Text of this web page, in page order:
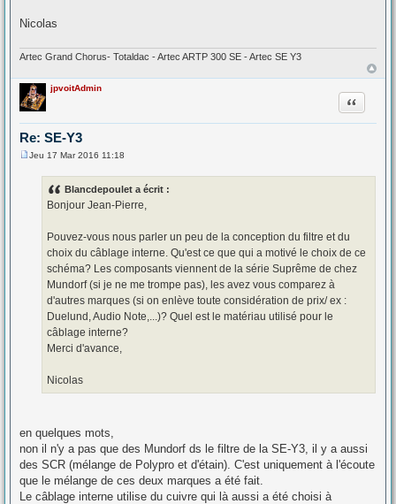
Nicolas
Artec Grand Chorus- Totaldac - Artec ARTP 300 SE - Artec SE Y3
jpvoitAdmin
Re: SE-Y3
Citation
Jeu 17 Mar 2016 11:18
Blancdepoulet a écrit :
Bonjour Jean-Pierre,
Pouvez-vous nous parler un peu de la conception du filtre et du
choix du câblage interne. Qu'est ce que qui a motivé le choix de ce
schéma? Les composants viennent de la série Suprême de chez
Mundorf (si je ne me trompe pas), les avez vous comparez à
d'autres marques (si on enlève toute considération de prix/ ex :
Duelund, Audio Note,...)? Quel est le matériau utilisé pour le
câblage interne?
Merci d'avance,
Nicolas
en quelques mots,
non il n'y a pas que des Mundorf ds le filtre de la SE-Y3, il y a aussi
des SCR (mélange de Polypro et d'étain). C'est uniquement à l'écoute
que le mélange de ces deux marques a été fait.
Le câblage interne utilise du cuivre qui là aussi a été choisi à